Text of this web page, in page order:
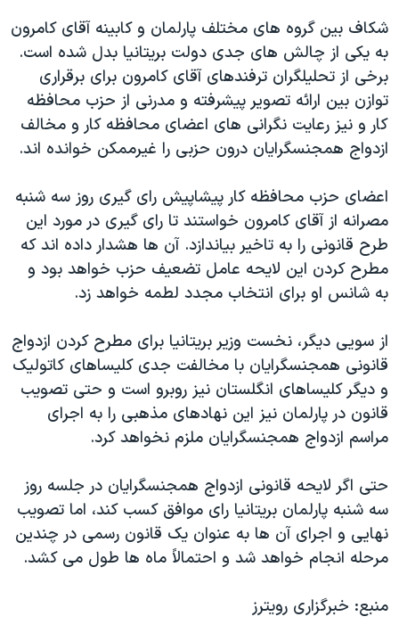
شکاف بین گروه های مختلف پارلمان و کابینه آقای کامرون
به یکی از چالش های جدی دولت بریتانیا بدل شده است.
برخی از تحلیلگران ترفندهای آقای کامرون برای برقراری
توازن بین ارائه تصویر پیشرفته و مدرنی از حزب محافظه
کار و نیز رعایت نگرانی های اعضای محافظه کار و مخالف
ازدواج همجنسگرایان درون حزبی را غیرممکن خوانده اند.
اعضای حزب محافظه کار پیشاپیش رای گیری روز سه شنبه
مصرانه از آقای کامرون خواستند تا رای گیری در مورد این
طرح قانونی را به تاخیر بیاندازد. آن ها هشدار داده اند که
مطرح کردن این لایحه عامل تضعیف حزب خواهد بود و
به شانس او برای انتخاب مجدد لطمه خواهد زد.
از سویی دیگر، نخست وزیر بریتانیا برای مطرح کردن ازدواج
قانونی همجنسگرایان با مخالفت جدی کلیساهای کاتولیک
و دیگر کلیساهای انگلستان نیز روبرو است و حتی تصویب
قانون در پارلمان نیز این نهادهای مذهبی را به اجرای
مراسم ازدواج همجنسگرایان ملزم نخواهد کرد.
حتی اگر لایحه قانونی ازدواج همجنسگرایان در جلسه روز
سه شنبه پارلمان بریتانیا رای موافق کسب کند، اما تصویب
نهایی و اجرای آن ها به عنوان یک قانون رسمی در چندین
مرحله انجام خواهد شد و احتمالاً ماه ها طول می کشد.
منبع: خبرگزاری رویترز